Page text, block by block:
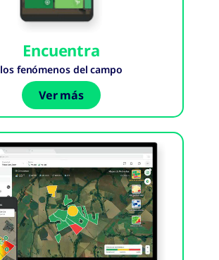
Encuentra
los fenómenos del campo
Ver más